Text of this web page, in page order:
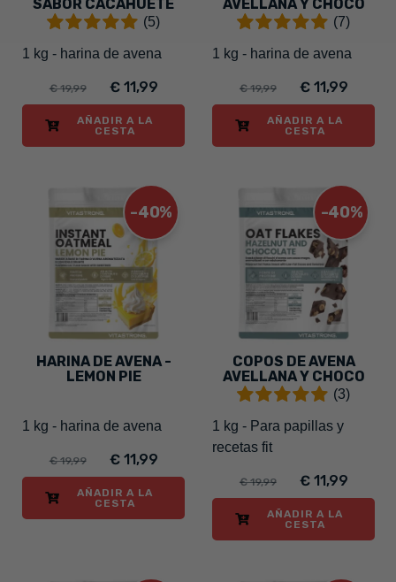
SABOR CACAHUETE
(5)
1 kg - harina de avena
€ 19,99 € 11,99
AÑADIR A LA
CESTA
AVELLANA Y CHOCO
(7)
1 kg - harina de avena
€ 19,99 € 11,99
AÑADIR A LA
CESTA
-40%
HARINA DE AVENA -
LEMON PIE
1 kg - harina de avena
€ 19,99 € 11,99
AÑADIR A LA
CESTA
-40%
COPOS DE AVENA
AVELLANA Y CHOCO
(3)
1 kg - Para papillas y
recetas fit
€ 19,99 € 11,99
AÑADIR A LA
CESTA